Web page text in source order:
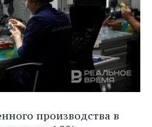
производства в